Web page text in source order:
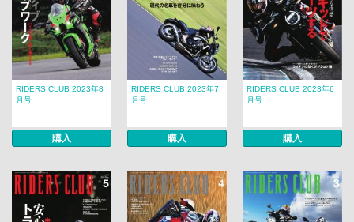
RIDERS CLUB 2023年8
月号
購入
RIDERS CLUB 2023年7
月号
購入
RIDERS CLUB 2023年6
月号
購入